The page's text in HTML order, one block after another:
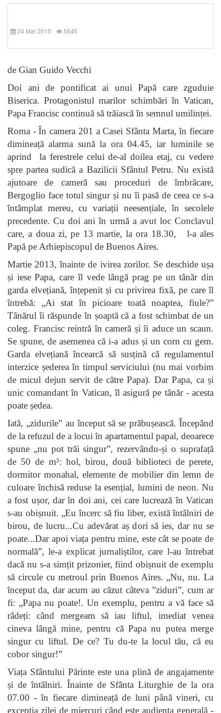
24 Mar 2015 5645
de Gian Guido Vecchi
Doi ani de pontificat ai unui Papă care zguduie
Biserica. Protagonistul marilor schimbări în Vatican,
Papa Francisc continuă să trăiască în semnul umilinței.
Roma - În camera 201 a Casei Sfânta Marta, în fiecare
dimineață alarma sună la ora 04.45, iar luminile se
aprind la ferestrele celui de-al doilea etaj, cu vedere
spre partea sudică a Bazilicii Sfântul Petru. Nu există
ajutoare de cameră sau proceduri de îmbrăcare,
Bergoglio face totul singur și nu îi pasă de ceea ce s-a
întâmplat mereu, cu variații neesențiale, în secolele
precedente. Cu doi ani în urmă a avut loc Conclavul
care, a doua zi, pe 13 martie, la ora 18.30, l-a ales
Papă pe Arhiepiscopul de Buenos Aires.
Martie 2013, înainte de ivirea zorilor. Se deschide ușa
și iese Papa, care îl vede lângă prag pe un tânăr din
garda elvețiană, înțepenit și cu privirea fixă, pe care îl
întrebă: „Ai stat în picioare toată noaptea, fiule?”
Tânărul îi răspunde în șoaptă că a fost schimbat de un
coleg. Francisc reintră în cameră și îi aduce un scaun.
Se spune, de asemenea că i-a adus și un corn cu gem.
Garda elvețiană încearcă să susțină că regulamentul
interzice șederea în timpul serviciului (nu mai vorbim
de micul dejun servit de către Papa). Dar Papa, ca și
unic comandant în Vatican, îl asigură pe tânăr - acesta
poate ședea.
Iată, „zidurile” au început să se prăbușească. Începând
de la refuzul de a locui în apartamentul papal, deoarece
spune „nu pot trăi singur”, rezervându-și o suprafață
de 50 de m²: hol, birou, două biblioteci de perete,
dormitor monahal, elemente de mobilier din lemn de
culoare închisă reduse la esențial, lumini de neon. Nu
a fost ușor, dar în doi ani, cei care lucrează în Vatican
s-au obișnuit. „Eu încerc să fiu liber, există întâlniri de
birou, de lucru...Cu adevărat aș dori să ies, dar nu se
poate...Dar apoi viața pentru mine, este cât se poate de
normală”, le-a explicat jurnaliștilor, care l-au întrebat
dacă nu s-a simțit prizonier, fiind obișnuit de exemplu
să circule cu metroul prin Buenos Aires. „Nu, nu. La
început da, dar acum au căzut câteva ”ziduri”, cum ar
fi: „Papa nu poate!. Un exemplu, pentru a vă face să
râdeți: când mergeam să iau liftul, imediat venea
cineva lângă mine, pentru că Papa nu putea merge
singur cu liftul. De ce? Tu du-te la locul tău, că eu
cobor singur!”
Viața Sfântului Părinte este una plină de angajamente
și de întâlniri. Înainte de Sfânta Liturghie de la ora
07.00 - în fiecare dimineață de luni până vineri, cu
excepția zilei de miercuri când este audiența generală -